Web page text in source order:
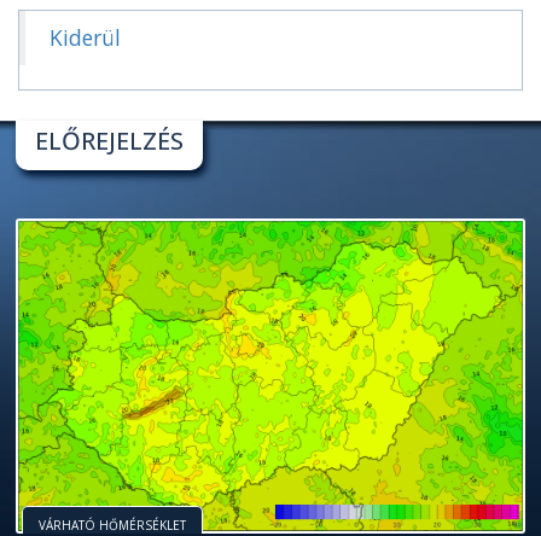
Kiderül
ELŐREJELZÉS
VÁRHATÓ HŐMÉRSÉKLET